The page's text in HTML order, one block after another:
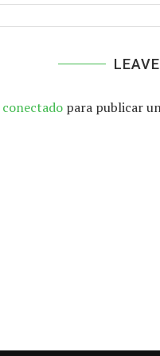
conectado para publicar